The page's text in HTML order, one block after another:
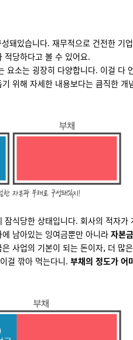
성돼있습니다. 재무적으로 건전한 기업
적당하다고 볼 수 있어요.
요소는 굉장히 다양합니다. 이걸 다
위해 자세한 내용보다는 큼직한 개
잠식당한 상태입니다. 회사의 적자가
남아있는 잉여금뿐만 아니라 자본금
사업의 기본이 되는 돈이자, 더 많은
걸 깎아 먹는다니. 부채의 정도가 어